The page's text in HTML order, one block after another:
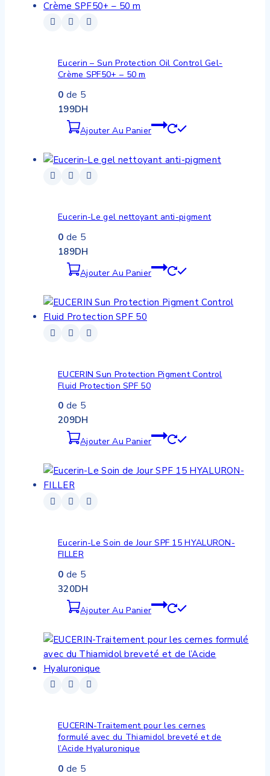
Eucerin – Sun Protection Oil Control Gel-
Crème SPF50+ – 50 m
0 de 5
199DH
Ajouter Au Panier
Eucerin-Le gel nettoyant anti-pigment
0 de 5
189DH
Ajouter Au Panier
EUCERIN Sun Protection Pigment Control
Fluid Protection SPF 50
0 de 5
209DH
Ajouter Au Panier
Eucerin-Le Soin de Jour SPF 15 HYALURON-
FILLER
0 de 5
320DH
Ajouter Au Panier
EUCERIN-Traitement pour les cernes
formulé avec du Thiamidol breveté et de
l’Acide Hyaluronique
0 de 5